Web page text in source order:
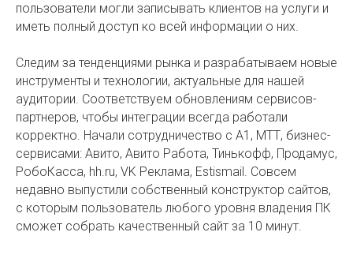
пользователи могли записывать клиентов на услуги и
иметь полный доступ ко всей информации о них.
Следим за тенденциями рынка и разрабатываем новые
инструменты и технологии, актуальные для нашей
аудитории. Соответствуем обновлениям сервисов-
партнеров, чтобы интеграции всегда работали
корректно. Начали сотрудничество с A1, МТТ, бизнес-
сервисами: Авито, Авито Работа, Тинькофф, Продамус,
РобоКасса, hh.ru, VK Реклама, Estismail. Совсем
недавно выпустили собственный конструктор сайтов,
с которым пользователь любого уровня владения ПК
сможет собрать качественный сайт за 10 минут.